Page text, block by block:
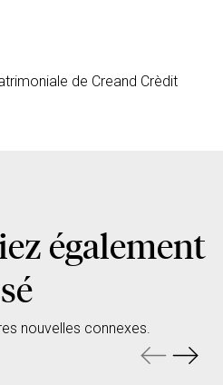
de Creand Crèdit
également
nouvelles connexes.